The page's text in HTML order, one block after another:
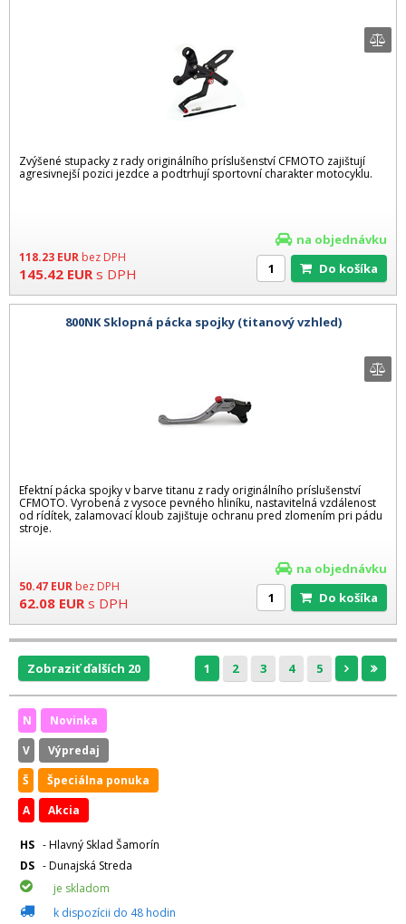
Zvýšené stupacky z rady originálního príslušenství CFMOTO zajištují
agresivnejší pozici jezdce a podtrhují sportovní charakter motocyklu.
118.23 EUR bez DPH
145.42 EUR s DPH
na objednávku
Do košíka
800NK Sklopná pácka spojky (titanový vzhled)
Efektní pácka spojky v barve titanu z rady originálního príslušenství
CFMOTO. Vyrobená z vysoce pevného hliníku, nastavitelná vzdálenost
od rídítek, zalamovací kloub zajištuje ochranu pred zlomením pri pádu
stroje.
50.47 EUR bez DPH
62.08 EUR s DPH
na objednávku
Do košíka
Zobraziť ďalších 20 1 2 3 4 5
N
Novinka
V
Výpredaj
Š
Špeciálna ponuka
A
Akcia
HS - Hlavný Sklad Šamorín
DS - Dunajská Streda
je skladom
k dispozícii do 48 hodin